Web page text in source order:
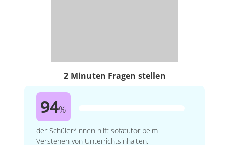
2 Minuten Fragen stellen
94%
der Schüler*innen hilft sofatutor beim
Verstehen von Unterrichtsinhalten.